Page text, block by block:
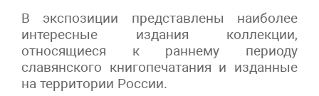
В экспозиции представлены наиболее
интересные издания коллекции,
относящиеся к раннему периоду
славянского книгопечатания и изданные
на территории России.